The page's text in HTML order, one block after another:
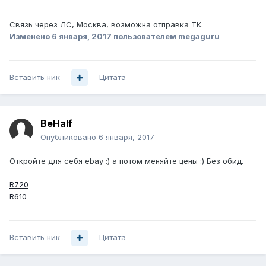
Связь через ЛС, Москва, возможна отправка ТК.
Изменено 6 января, 2017 пользователем megaguru
Вставить ник Цитата
BeHalf
Опубликовано 6 января, 2017
Откройте для себя ebay :) а потом меняйте цены :) Без обид.
R720
R610
Вставить ник Цитата